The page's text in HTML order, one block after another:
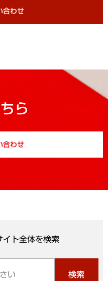
合わせ
ら
合わせ
イト全体を検索
検索